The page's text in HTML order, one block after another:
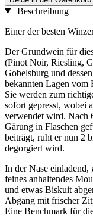
Beschreibung
Einer der besten
Der Grundwein für
(Pinot Noir, Riesling,
Gobelsburg und
bekannten Lagen vom
Sie werden zum
sofort gepresst, wobei
verwendet wird. Nach
Gärung in Flaschen
beiträgt, ruht er nun 2
degorgiert wird.
In der Nase einladend,
feines anhaltendes
und etwas Biskuit
Abgang mit frischer
Eine Benchmark für